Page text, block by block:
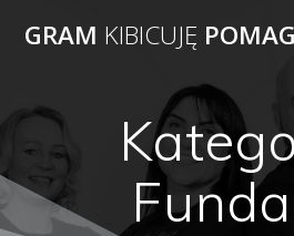
do
GRAM KIBICUJĘ